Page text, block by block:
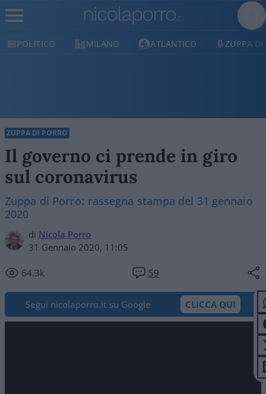
POLITICO MILANO ATLANTICO ZUPPA DI
ZUPPA DI PORRO
Il governo ci prende in giro
sul coronavirus
Zuppa di Porro: rassegna stampa del 31 gennaio
2020
di Nicola Porro
31 Gennaio 2020, 11:05
64.3k 59
Segui nicolaporro.it su Google CLICCA QUI